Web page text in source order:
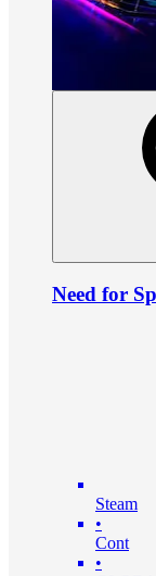
Need for
Steam
•
Cont
•